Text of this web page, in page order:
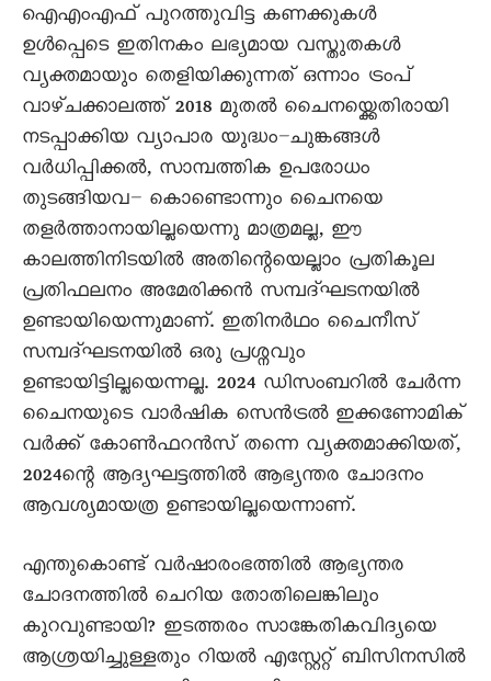
ഐഎംഎഫ് പുറത്തുവിട്ട കണക്കുകൾ
ഉൾപ്പെടെ ഇതിനകം ലഭ്യമായ വസ്തുതകൾ
വ്യക്തമായും തെളിയിക്കുന്നത് ഒന്നാം ട്രംപ്
വാഴ്ചക്കാലത്ത് 2018 മുതൽ ചെെനയ്ക്കെതിരായി
നടപ്പാക്കിയ വ്യാപാര യുദ്ധം–ചുങ്കങ്ങൾ
വർധിപ്പിക്കൽ, സാമ്പത്തിക ഉപരോധം
തുടങ്ങിയവ– കൊണ്ടൊന്നും ചെെനയെ
തളർത്താനായില്ലയെന്നു മാത്രമല്ല, ഈ
കാലത്തിനിടയിൽ അതിന്റെയെല്ലാം പ്രതികൂല
പ്രതിഫലനം അമേരിക്കൻ സമ്പദ്ഘടനയിൽ
ഉണ്ടായിയെന്നുമാണ്. ഇതിനർഥം ചെെനീസ്
സമ്പദ്ഘടനയിൽ ഒരു പ്രശ്നവും
ഉണ്ടായിട്ടില്ലയെന്നല്ല. 2024 ഡിസംബറിൽ ചേർന്ന
ചെെനയുടെ വാർഷിക സെൻട്രൽ ഇക്കണോമിക്
വർക്ക് കോൺഫറൻസ് തന്നെ വ്യക്തമാക്കിയത്,
2024ന്റെ ആദ്യഘട്ടത്തിൽ ആഭ്യന്തര ചോദനം
ആവശ്യമായത്ര ഉണ്ടായില്ലയെന്നാണ്.
എന്തുകൊണ്ട് വർഷാരംഭത്തിൽ ആഭ്യന്തര
ചോദനത്തിൽ ചെറിയ തോതിലെങ്കിലും
കുറവുണ്ടായി? ഇടത്തരം സാങ്കേതികവിദ്യയെ
ആശ്രയിച്ചുള്ളതും റിയൽ എസ്റ്റേറ്റ് ബിസിനസിൽ